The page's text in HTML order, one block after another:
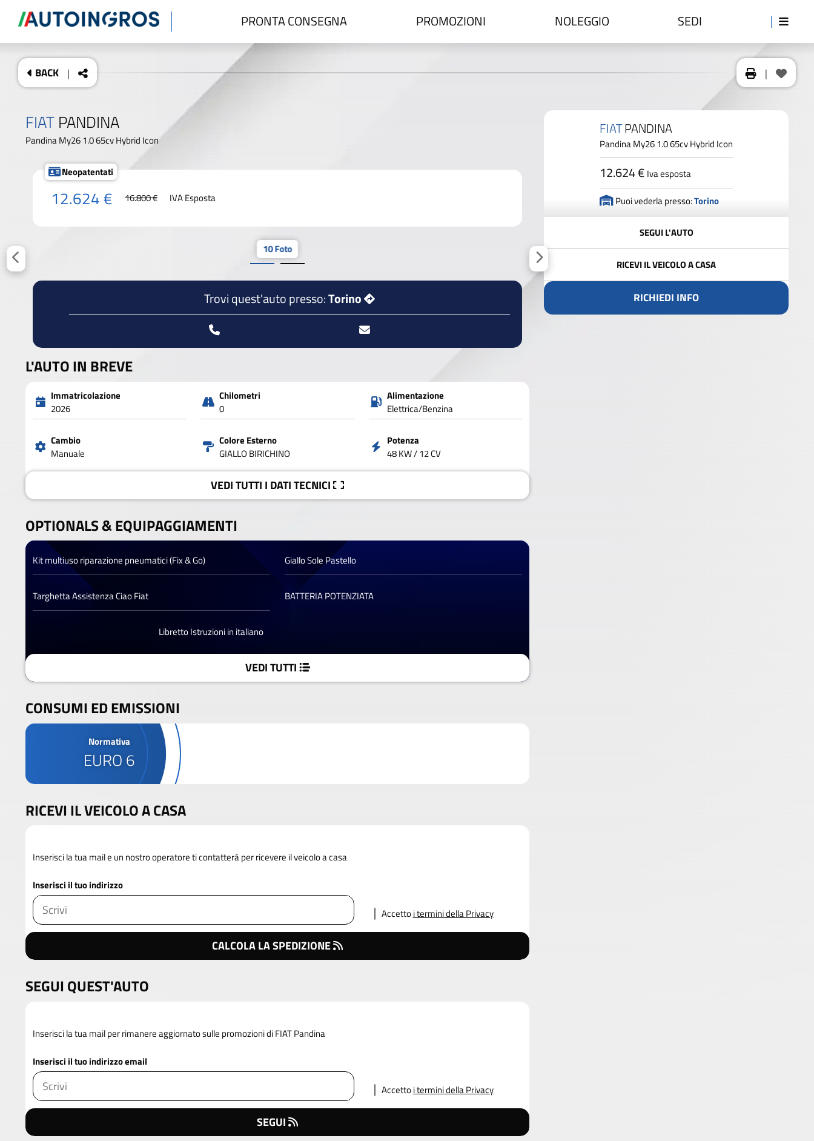
PRONTA CONSEGNA PROMOZIONI NOLEGGIO SEDI
BACK | |
FIAT PANDINA
Pandina My26 1.0 65cv Hybrid Icon
Neopatentati
12.624 € 16.800 € IVA Esposta
10 Foto
Trovi quest'auto presso:Torino
L'AUTO IN BREVE
Immatricolazione
2026
Chilometri
0
Alimentazione
Elettrica/Benzina
Cambio
Manuale
Colore Esterno
GIALLO BIRICHINO
Potenza
48 KW / 12 CV
VEDITUTTI I DATITECNICI
OPTIONALS &EQUIPAGGIAMENTI
Kit multiuso riparazione pneumatici (Fix & Go) Giallo Sole Pastello
Targhetta Assistenza Ciao Fiat BATTERIA POTENZIATA
Libretto Istruzioni in italiano
VEDI TUTTI
CONSUMI ED EMISSIONI
Normativa
EURO 6
RICEVI IL VEICOLO A CASA
Inserisci la tua mail e un nostro operatore ti contatterà per ricevere il veicolo a casa
Inserisci il tuo indirizzo
Accettoi termini della Privacy
CALCOLA LA SPEDIZIONE
SEGUI QUEST'AUTO
Inserisci la tua mail per rimanere aggiornato sulle promozioni di FIAT Pandina
Inserisci il tuo indirizzo email
Accettoi termini della Privacy
SEGUI
FIATPANDINA
Pandina My26 1.0 65cv Hybrid Icon
12.624 € Iva esposta
Puoi vederla presso:Torino
SEGUI L'AUTO
RICEVI IL VEICOLO A CASA
RICHIEDI INFO